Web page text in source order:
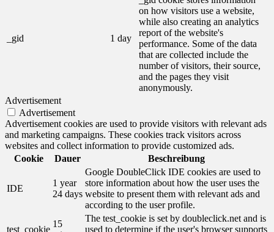
_gid 1 day
on how visitors use a website,
while also creating an analytics
report of the website's
performance. Some of the data
that are collected include the
number of visitors, their source,
and the pages they visit
anonymously.
Advertisement
Advertisement
Advertisement cookies are used to provide visitors with relevant ads
and marketing campaigns. These cookies track visitors across
websites and collect information to provide customized ads.
Cookie
Dauer Beschreibung
IDE
1 year
24 days
Google DoubleClick IDE cookies are used to
store information about how the user uses the
website to present them with relevant ads and
according to the user profile.
test_cookie
15
The test_cookie is set by doubleclick.net and is
used to determine if the user's browser supports